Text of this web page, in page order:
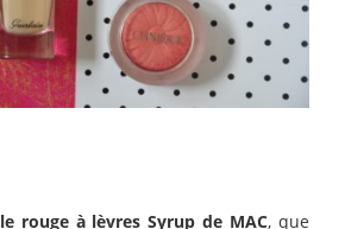
le rouge à lèvres Syrup de MAC, que